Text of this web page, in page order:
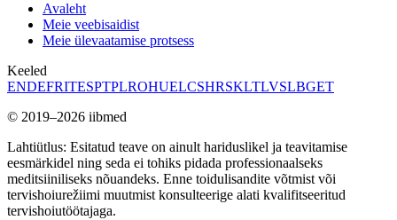
Avaleht
Meie veebisaidist
Meie ülevaatamise protsess
Keeled
ENDEFRITESPTPLROHUELCSHRSKLTLVSLBGET
© 2019–2026 iibmed
Lahtiütlus: Esitatud teave on ainult hariduslikel ja teavitamise
eesmärkidel ning seda ei tohiks pidada professionaalseks
meditsiiniliseks nõuandeks. Enne toidulisandite võtmist või
tervishoiurežiimi muutmist konsulteerige alati kvalifitseeritud
tervishoiutöötajaga.